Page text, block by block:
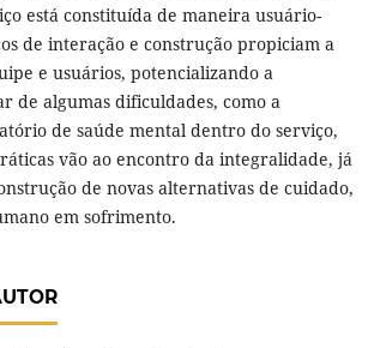
está constituída de maneira usuário-
de interação e construção propiciam a
e usuários, potencializando a
de algumas dificuldades, como a
de saúde mental dentro do serviço,
vão ao encontro da integralidade, já
de novas alternativas de cuidado,
em sofrimento.